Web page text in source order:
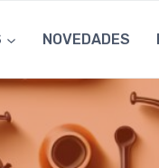
NOVEDADES